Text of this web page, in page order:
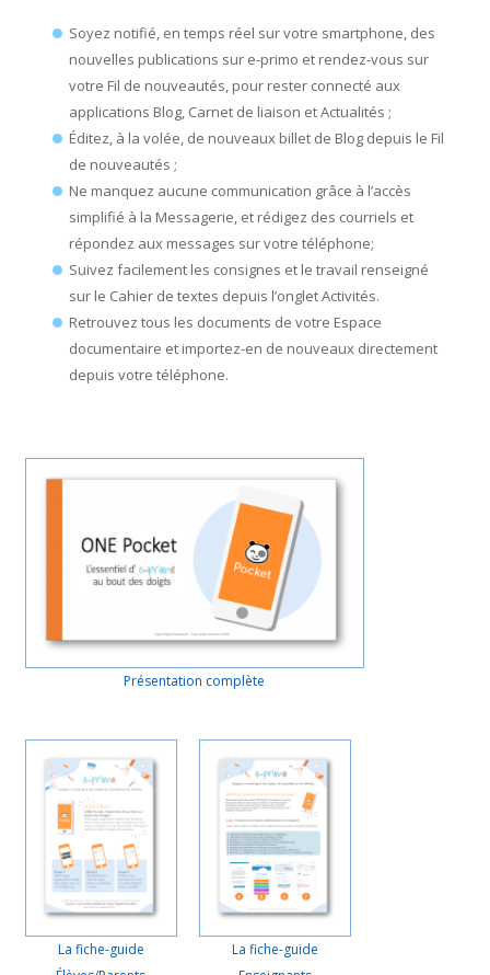
Soyez notifié, en temps réel sur votre smartphone, des
nouvelles publications sur e-primo et rendez-vous sur
votre Fil de nouveautés, pour rester connecté aux
applications Blog, Carnet de liaison et Actualités ;
Éditez, à la volée, de nouveaux billet de Blog depuis le Fil
de nouveautés ;
Ne manquez aucune communication grâce à l’accès
simplifié à la Messagerie, et rédigez des courriels et
répondez aux messages sur votre téléphone;
Suivez facilement les consignes et le travail renseigné
sur le Cahier de textes depuis l’onglet Activités.
Retrouvez tous les documents de votre Espace
documentaire et importez-en de nouveaux directement
depuis votre téléphone.
Présentation complète
La fiche-guide
La fiche-guide